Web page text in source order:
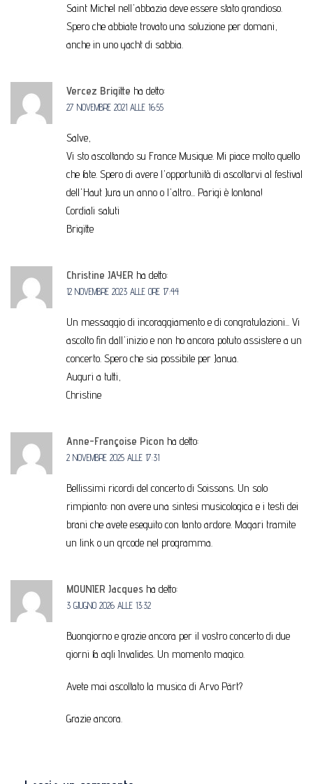
Saint Michel nell'abbazia deve essere stato grandioso.
Spero che abbiate trovato una soluzione per domani,
anche in uno yacht di sabbia.
Vercez Brigitte ha detto:
27 NOVEMBRE 2021 ALLE 16:55
Salve,
Vi sto ascoltando su France Musique. Mi piace molto quello
che fate. Spero di avere l'opportunità di ascoltarvi al festival
dell'Haut Jura un anno o l'altro... Parigi è lontana!
Cordiali saluti
Brigitte
Christine JAYER ha detto:
12 NOVEMBRE 2023 ALLE ORE 17:44
Un messaggio di incoraggiamento e di congratulazioni... Vi
ascolto fin dall'inizio e non ho ancora potuto assistere a un
concerto. Spero che sia possibile per Janua.
Auguri a tutti,
Christine
Anne-Françoise Picon ha detto:
2 NOVEMBRE 2025 ALLE 17:31
Bellissimi ricordi del concerto di Soissons. Un solo
rimpianto: non avere una sintesi musicologica e i testi dei
brani che avete eseguito con tanto ardore. Magari tramite
un link o un qrcode nel programma.
MOUNIER Jacques ha detto:
3 GIUGNO 2026 ALLE 13:32
Buongiorno e grazie ancora per il vostro concerto di due
giorni fa agli Invalides. Un momento magico.
Avete mai ascoltato la musica di Arvo Pärt?
Grazie ancora.